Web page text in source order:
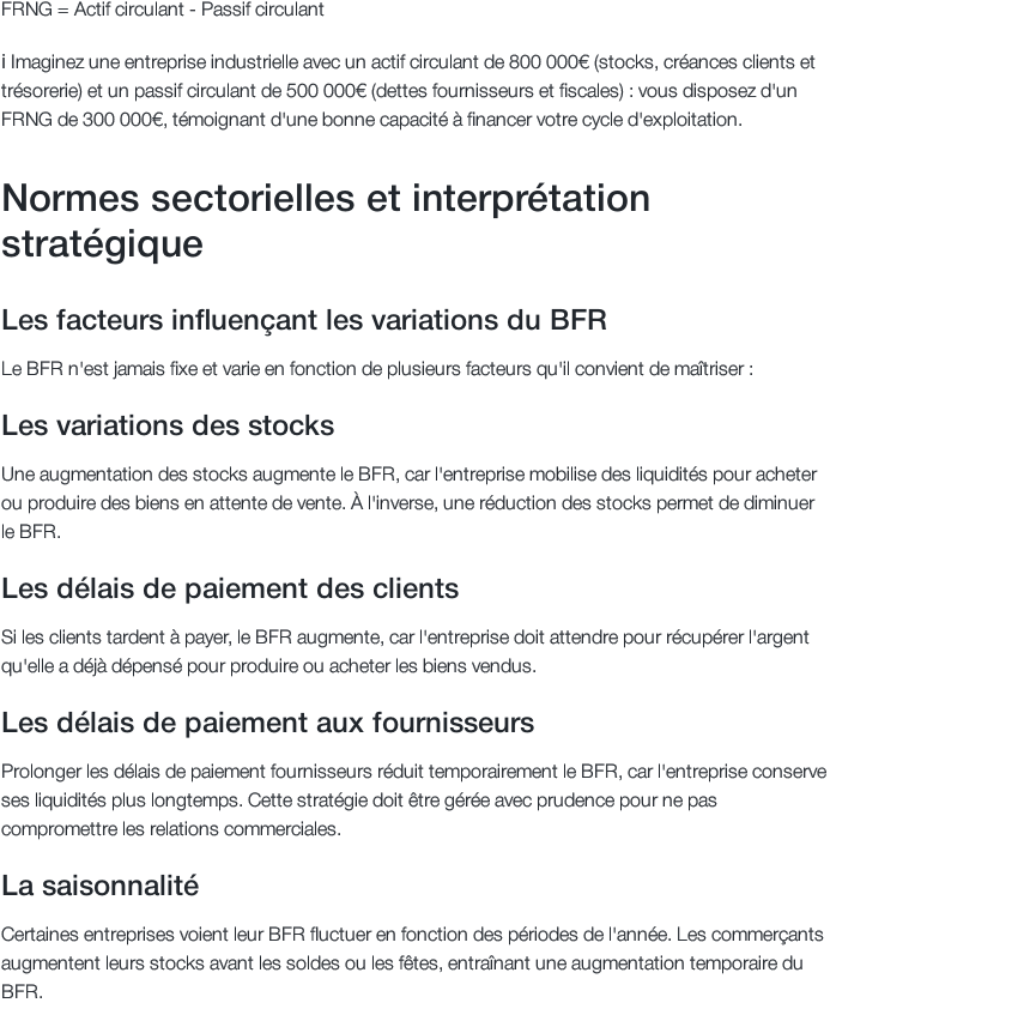
FRNG = Actif circulant - Passif circulant
ℹ️ Imaginez une entreprise industrielle avec un actif circulant de 800 000€ (stocks, créances clients et
trésorerie) et un passif circulant de 500 000€ (dettes fournisseurs et fiscales) : vous disposez d'un
FRNG de 300 000€, témoignant d'une bonne capacité à financer votre cycle d'exploitation.
Normes sectorielles et interprétation
stratégique
Les facteurs influençant les variations du BFR
Le BFR n'est jamais fixe et varie en fonction de plusieurs facteurs qu'il convient de maîtriser :
Les variations des stocks
Une augmentation des stocks augmente le BFR, car l'entreprise mobilise des liquidités pour acheter
ou produire des biens en attente de vente. À l'inverse, une réduction des stocks permet de diminuer
le BFR.
Les délais de paiement des clients
Si les clients tardent à payer, le BFR augmente, car l'entreprise doit attendre pour récupérer l'argent
qu'elle a déjà dépensé pour produire ou acheter les biens vendus.
Les délais de paiement aux fournisseurs
Prolonger les délais de paiement fournisseurs réduit temporairement le BFR, car l'entreprise conserve
ses liquidités plus longtemps. Cette stratégie doit être gérée avec prudence pour ne pas
compromettre les relations commerciales.
La saisonnalité
Certaines entreprises voient leur BFR fluctuer en fonction des périodes de l'année. Les commerçants
augmentent leurs stocks avant les soldes ou les fêtes, entraînant une augmentation temporaire du
BFR.